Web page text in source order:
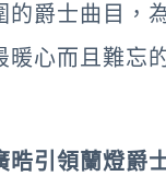
的爵士曲目，
心而且難忘
引領蘭燈爵